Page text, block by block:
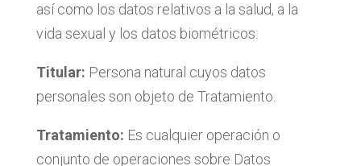
así como los datos relativos a la salud, a la
vida sexual y los datos biométricos.
Titular: Persona natural cuyos datos
personales son objeto de Tratamiento.
Tratamiento: Es cualquier operación o
conjunto de operaciones sobre Datos